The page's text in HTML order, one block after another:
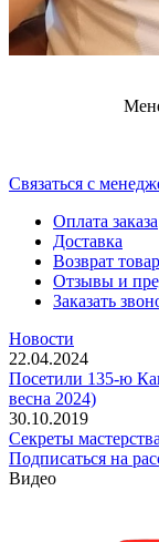
Cвязаться с
Оплата заказа
Доставка
Возврат
Отзывы и
Заказать
Новости
22.04.2024
Посетили 135-ю
весна 2024)
30.10.2019
Секреты
Подписаться на
Видео